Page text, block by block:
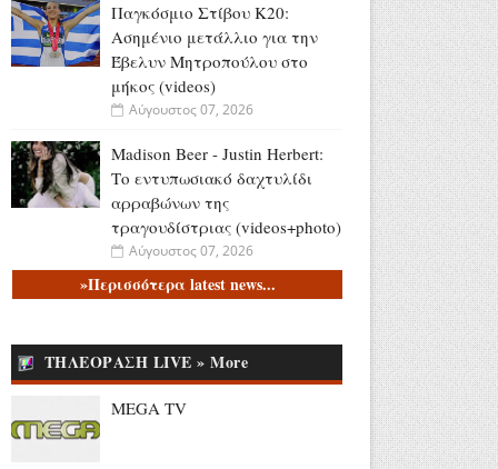
Παγκόσμιο Στίβου Κ20:
Ασημένιο μετάλλιο για την
Έβελυν Μητροπούλου στο
μήκος (videos)
Αύγουστος 07, 2026
Madison Beer - Justin Herbert:
Το εντυπωσιακό δαχτυλίδι
αρραβώνων της
τραγουδίστριας (videos+photo)
Αύγουστος 07, 2026
Ελένη Φωτοπούλου για Άκη
άγγελος όσων έχουν την τύχη
να βρίσκονται κοντά του»
Αύγουστος 06, 2026
»Περισσότερα latest news...
ΤΗΛΕΟΡΑΣΗ LIVE » More
MEGA TV